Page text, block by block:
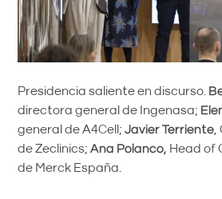
Presidencia saliente en discurso.
directora general de Ingenasa;
general de A4Cell;Javier Terriente
de Zeclinics;Ana Polanco, Head of
de Merck España.